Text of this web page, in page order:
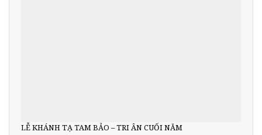
LỄ KHÁNH TẠ TAM BẢO – TRI ÂN CUỐI NĂM